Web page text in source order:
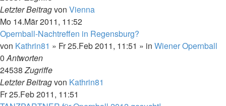
Letzter Beitragvon Vienna
Mo 14.Mär 2011, 11:52
Opernball-Nachtreffen in Regensburg?
von Kathrin81 » Fr 25.Feb 2011, 11:51 » in Wiener Opernball
0Antworten
24538Zugriffe
Letzter Beitragvon Kathrin81
Fr 25.Feb 2011, 11:51